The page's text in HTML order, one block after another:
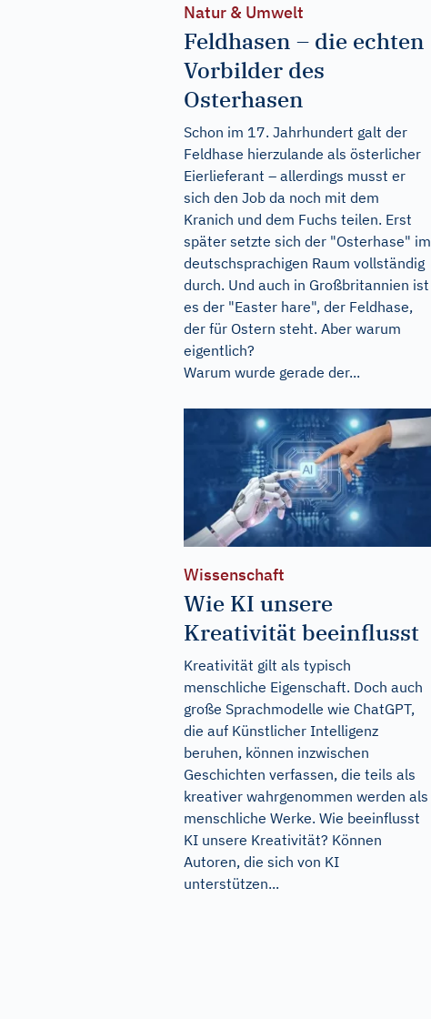
Natur & Umwelt
Feldhasen – die echten
Vorbilder des
Osterhasen
Schon im 17. Jahrhundert galt der
Feldhase hierzulande als österlicher
Eierlieferant – allerdings musst er
sich den Job da noch mit dem
Kranich und dem Fuchs teilen. Erst
später setzte sich der "Osterhase" im
deutschsprachigen Raum vollständig
durch. Und auch in Großbritannien ist
es der "Easter hare", der Feldhase,
der für Ostern steht. Aber warum
eigentlich?
Warum wurde gerade der...
Wissenschaft
Wie KI unsere
Kreativität beeinflusst
Kreativität gilt als typisch
menschliche Eigenschaft. Doch auch
große Sprachmodelle wie ChatGPT,
die auf Künstlicher Intelligenz
beruhen, können inzwischen
Geschichten verfassen, die teils als
kreativer wahrgenommen werden als
menschliche Werke. Wie beeinflusst
KI unsere Kreativität? Können
Autoren, die sich von KI
unterstützen...